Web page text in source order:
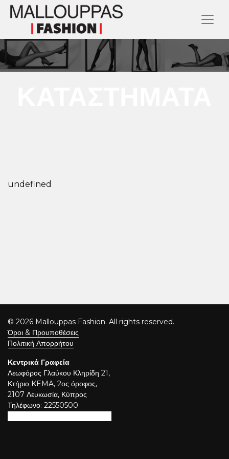
undefined
© 2026 Mallouppas Fashion. All rights reserved.
Όροι & Προυποθέσεις
Πολιτική Απορρήτου
Κεντρικά Γραφεία
Λεωφόρος Γλαύκου Κληρίδη 21,
Κτήριο KEMA, 2ος όροφος,
2107 Λευκωσία, Κύπρος
Τηλέφωνο: 22550500